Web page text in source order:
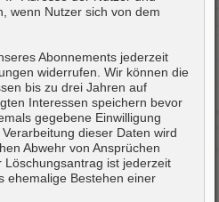
wenn Nutzer sich von dem
Abonnements jederzeit
widerrufen. Wir können die
bis zu drei Jahren auf
Interessen speichern bevor
gegebene Einwilligung
dieser Daten wird
Abwehr von Ansprüchen
Löschungsantrag ist jederzeit
ehemalige Bestehen einer